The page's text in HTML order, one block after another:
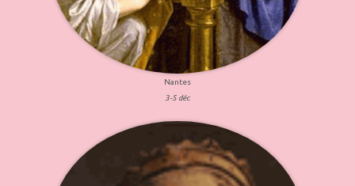
Nantes
3-5 déc